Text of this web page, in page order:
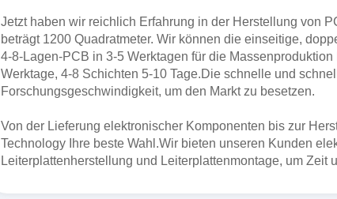
Jetzt haben wir reichlich Erfahrung in der Herstellung von
beträgt 1200 Quadratmeter. Wir können die einseitige,
4-8-Lagen-PCB in 3-5 Werktagen für die
Werktage, 4-8 Schichten 5-10 Tage.Die schnelle und
Forschungsgeschwindigkeit, um den Markt zu besetzen.
Von der Lieferung elektronischer Komponenten bis zur
Technology Ihre beste Wahl.Wir bieten unseren Kunden
Leiterplattenherstellung und Leiterplattenmontage, um Zeit